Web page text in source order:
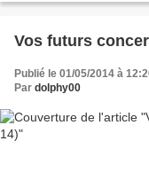
Vos futurs
Publié le 01/05/2014 à
Par dolphy00